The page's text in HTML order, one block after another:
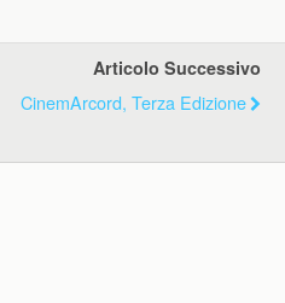
Articolo Successivo
CinemArcord, Terza Edizione